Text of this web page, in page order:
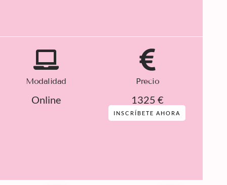
Modalidad
Online
Precio
1325 €
INSCRÍBETE AHORA